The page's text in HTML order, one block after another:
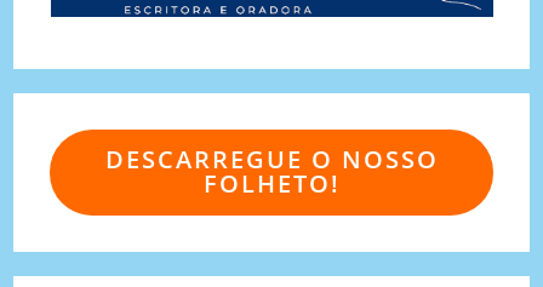
DESCARREGUE O NOSSO
FOLHETO!